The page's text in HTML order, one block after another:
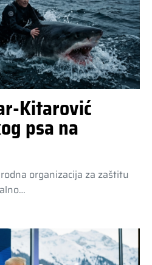
Kitarović
psa na
organizacija za zaštitu